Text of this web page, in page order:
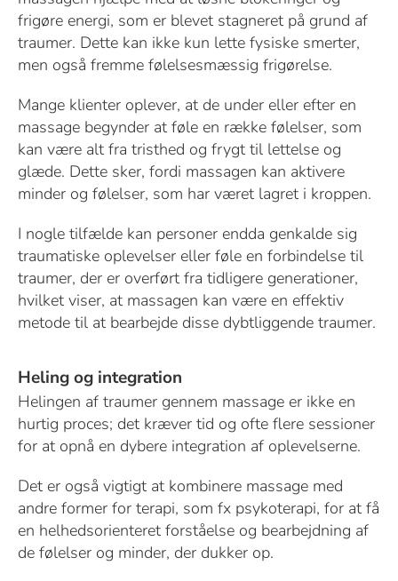
frigøre energi, som er blevet stagneret på grund af
traumer. Dette kan ikke kun lette fysiske smerter,
men også fremme følelsesmæssig frigørelse.
Mange klienter oplever, at de under eller efter en
massage begynder at føle en række følelser, som
kan være alt fra tristhed og frygt til lettelse og
glæde. Dette sker, fordi massagen kan aktivere
minder og følelser, som har været lagret i kroppen.
I nogle tilfælde kan personer endda genkalde sig
traumatiske oplevelser eller føle en forbindelse til
traumer, der er overført fra tidligere generationer,
hvilket viser, at massagen kan være en effektiv
metode til at bearbejde disse dybtliggende traumer.
Heling og integration
Helingen af traumer gennem massage er ikke en
hurtig proces; det kræver tid og ofte flere sessioner
for at opnå en dybere integration af oplevelserne.
Det er også vigtigt at kombinere massage med
andre former for terapi, som fx psykoterapi, for at få
en helhedsorienteret forståelse og bearbejdning af
de følelser og minder, der dukker op.